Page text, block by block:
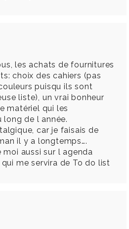
les achats de fournitures
choix des cahiers (pas
puisqu ils sont
liste), un vrai bonheur
matériel qui les
de l année.
car je faisais de
il y a longtemps….
moi aussi sur l agenda
me servira de To do list